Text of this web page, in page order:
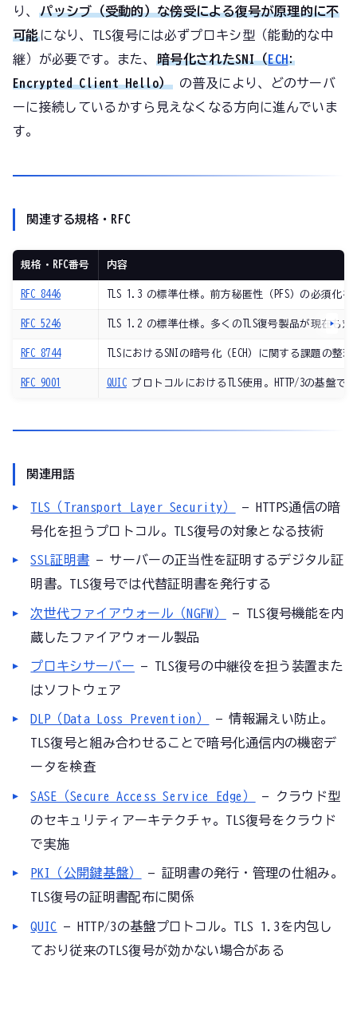
り、 パッシブ（受動的）な傍受による復号が原理的に不
可能 になり、TLS復号には必ずプロキシ型（能動的な中
継）が必要です。また、 暗号化されたSNI（ECH:
Encrypted Client Hello）の普及により、どのサーバ
ーに接続しているかすら見えなくなる方向に進んでいま
す。
関連する規格・RFC
規格・RFC番号 内容
RFC 8446 TLS 1.3 の標準仕様。前方秘匿性（PFS）の必須化
RFC 5246 TLS 1.2 の標準仕様。多くのTLS復号製品が現在も対
RFC 8744 TLSにおけるSNIの暗号化（ECH）に関する課題の整理
RFC 9001 QUICプロトコルにおけるTLS使用。HTTP/3の基盤で
関連用語
TLS（Transport Layer Security）
— HTTPS通信の暗
号化を担うプロトコル。TLS復号の対象となる技術
SSL証明書 — サーバーの正当性を証明するデジタル証
明書。TLS復号では代替証明書を発行する
次世代ファイアウォール（NGFW）
— TLS復号機能を内
蔵したファイアウォール製品
プロキシサーバー — TLS復号の中継役を担う装置また
はソフトウェア
DLP（Data Loss Prevention）
— 情報漏えい防止。
TLS復号と組み合わせることで暗号化通信内の機密デ
ータを検査
SASE（Secure Access Service Edge）
— クラウド型
のセキュリティアーキテクチャ。TLS復号をクラウド
で実施
PKI（公開鍵基盤）
— 証明書の発行・管理の仕組み。
TLS復号の証明書配布に関係
QUIC
— HTTP/3の基盤プロトコル。TLS 1.3を内包し
ており従来のTLS復号が効かない場合がある